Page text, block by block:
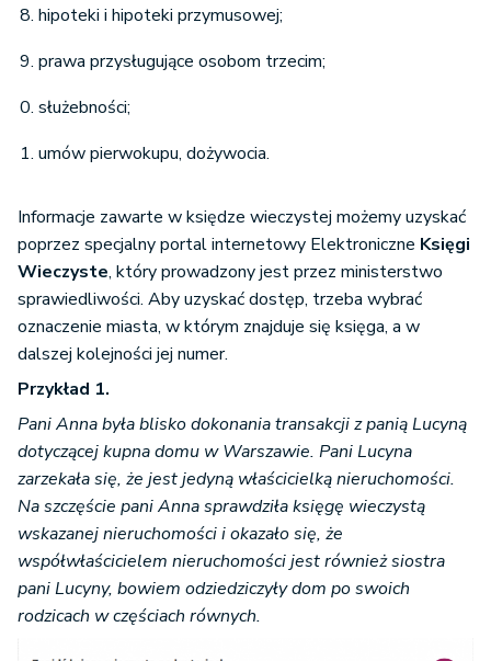
hipoteki i hipoteki przymusowej;
prawa przysługujące osobom trzecim;
służebności;
umów pierwokupu, dożywocia.
Informacje zawarte w księdze wieczystej możemy uzyskać
poprzez specjalny portal internetowy Elektroniczne Księgi
Wieczyste, który prowadzony jest przez ministerstwo
sprawiedliwości. Aby uzyskać dostęp, trzeba wybrać
oznaczenie miasta, w którym znajduje się księga, a w
dalszej kolejności jej numer.
Przykład 1.
Pani Anna była blisko dokonania transakcji z panią Lucyną
dotyczącej kupna domu w Warszawie. Pani Lucyna
zarzekała się, że jest jedyną właścicielką nieruchomości.
Na szczęście pani Anna sprawdziła księgę wieczystą
wskazanej nieruchomości i okazało się, że
współwłaścicielem nieruchomości jest również siostra
pani Lucyny, bowiem odziedziczyły dom po swoich
rodzicach w częściach równych.